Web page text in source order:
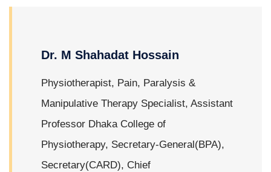
Dr. M Shahadat Hossain
Physiotherapist, Pain, Paralysis &
Manipulative Therapy Specialist, Assistant
Professor Dhaka College of
Physiotherapy, Secretary-General(BPA),
Secretary(CARD), Chief